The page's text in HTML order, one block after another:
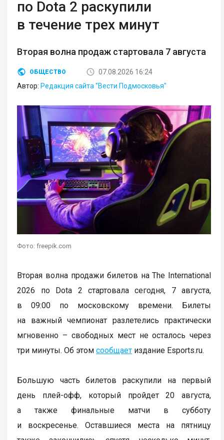
по Dota 2 раскупили
в течение трех минут
Вторая волна продаж стартовала 7 августа
ОБЩЕСТВО
07.08.2026 16:24
Автор: Редакция сайта "Вести Подмосковья"
Фото: freepik.com
Вторая волна продажи билетов на The International
2026 по Dota 2 стартовала сегодня, 7 августа,
в 09:00 по московскому времени. Билеты
на важный чемпионат разлетелись практически
мгновенно – свободных мест не осталось через
три минуты. Об этомсообщает издание Esports.ru.
Большую часть билетов раскупили на первый
день плей-офф, который пройдет 20 августа,
а также финальные матчи в субботу
и воскресенье. Оставшиеся места на пятницу